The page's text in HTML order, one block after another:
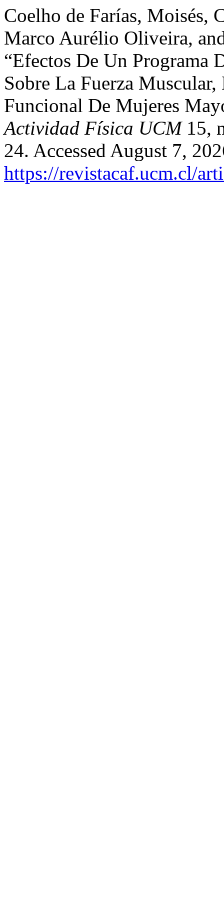
Coelho de Farías, Moisés,
Marco Aurélio Oliveira,
“Efectos De Un Programa
Sobre La Fuerza
Funcional De Mujeres
Actividad Física UCM15,
24. Accessed August 7,
https://revistacaf.ucm.cl/